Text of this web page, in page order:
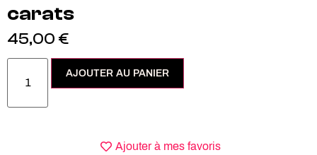
carats
45,00 €
AJOUTER AU PANIER
Ajouter à mes favoris